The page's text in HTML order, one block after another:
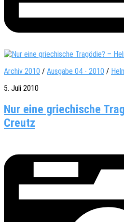
Archiv 2010 / Ausgabe 04 - 2010 /
5. Juli 2010
Nur eine griechische
Creutz